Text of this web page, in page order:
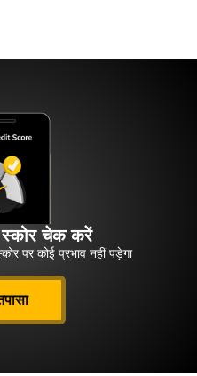
चेक करें
पर कोई प्रभाव नहीं पड़ेगा